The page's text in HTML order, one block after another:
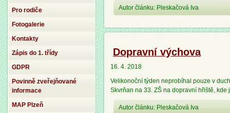
Autor článku: Pleskačová Iva
Dopravní výchova
16. 4. 2018
Velikonoční týden neprobíhal pouze v
Skvrňan na 33. ZŠ na dopravní hřiště,
Autor článku: Pleskačová Iva
Pro rodiče
Fotogalerie
Kontakty
Zápis do 1. třídy
GDPR
Povinně zveřejňované
informace
MAP Plzeň